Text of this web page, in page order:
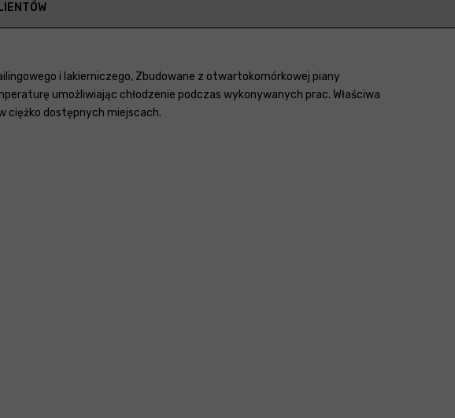
i lakierniczego, Zbudowane z otwartokomórkowej piany
umożliwiając chłodzenie podczas wykonywanych prac. Właściwa
ciężko dostępnych miejscach.